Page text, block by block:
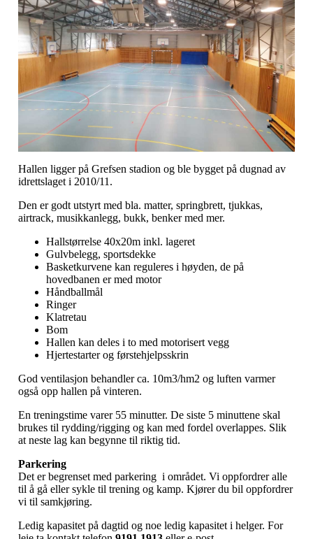
Hallen ligger på Grefsen stadion og ble bygget på dugnad av
idrettslaget i 2010/11.
Den er godt utstyrt med bla. matter, springbrett, tjukkas,
airtrack, musikkanlegg, bukk, benker med mer.
Hallstørrelse 40x20m inkl. lageret
Gulvbelegg, sportsdekke
Basketkurvene kan reguleres i høyden, de på
hovedbanen er med motor
Håndballmål
Ringer
Klatretau
Bom
Hallen kan deles i to med motorisert vegg
Hjertestarter og førstehjelpsskrin
God ventilasjon behandler ca. 10m3/hm2 og luften varmer
også opp hallen på vinteren.
En treningstime varer 55 minutter. De siste 5 minuttene skal
brukes til rydding/rigging og kan med fordel overlappes. Slik
at neste lag kan begynne til riktig tid.
Parkering
Det er begrenset med parkering i området. Vi oppfordrer alle
til å gå eller sykle til trening og kamp. Kjører du bil oppfordrer
vi til samkjøring.
Ledig kapasitet på dagtid og noe ledig kapasitet i helger. For